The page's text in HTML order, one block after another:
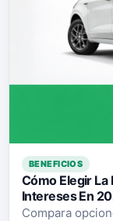
BENEFICIOS
Cómo Elegir
Intereses En
Compara